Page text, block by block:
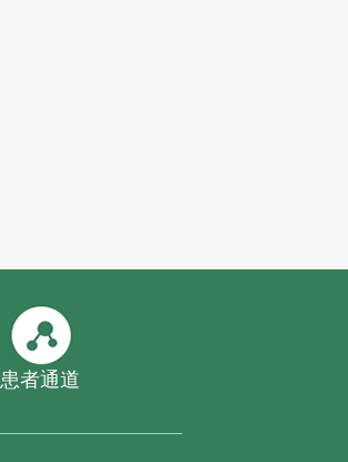
患者通道